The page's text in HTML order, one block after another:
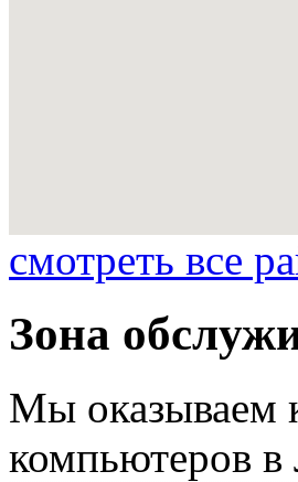
смотреть все
Зона
Мы оказываем
компьютеров в